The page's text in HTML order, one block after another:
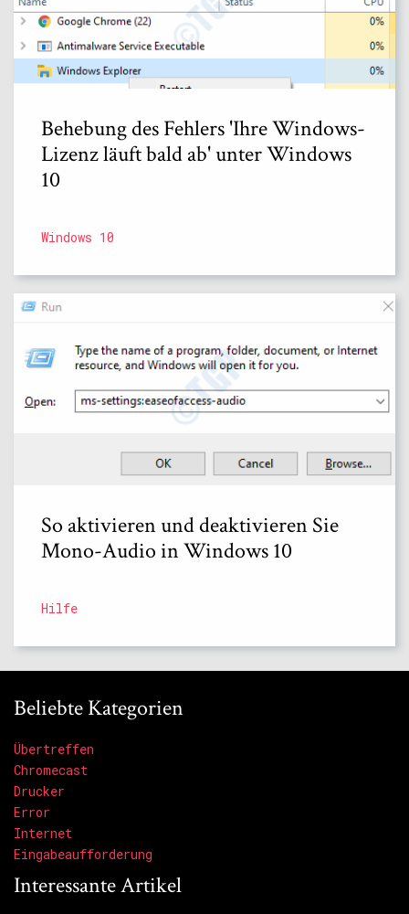
Behebung des Fehlers 'Ihre Windows-
Lizenz läuft bald ab' unter Windows
10
Windows 10
So aktivieren und deaktivieren Sie
Mono-Audio in Windows 10
Hilfe
Beliebte Kategorien
Übertreffen
Chromecast
Drucker
Error
Internet
Eingabeaufforderung
Interessante Artikel